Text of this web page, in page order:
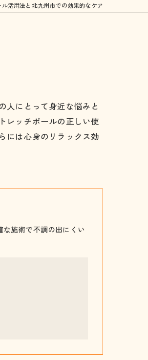
活用法と北九州市での効果的なケア
人にとって身近な悩みと
レッチポールの正しい使
には心身のリラックス効
施術で不調の出にくい